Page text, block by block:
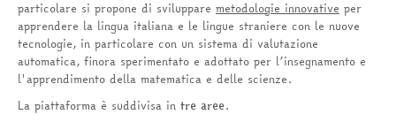
particolare si propone di sviluppare metodologie innovative per
apprendere la lingua italiana e le lingue straniere con le nuove
tecnologie, in particolare con un sistema di valutazione
automatica, finora sperimentato e adottato per l’insegnamento e
l'apprendimento della matematica e delle scienze.
La piattaforma è suddivisa in tre aree.